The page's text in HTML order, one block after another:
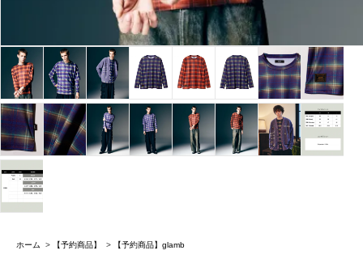
ホーム > 【予約商品】 > 【予約商品】glamb